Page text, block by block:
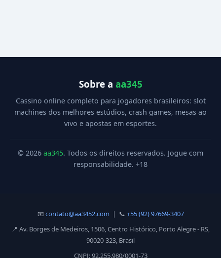
Sobre a aa345
Cassino online completo para jogadores brasileiros: slot
machines dos melhores estúdios, crash games, mesas ao
vivo e apostas em esportes.
© 2026 aa345. Todos os direitos reservados. Jogue com
responsabilidade. +18
📧contato@aa3452.com | 📞 +55 (92) 97669-3407
📍 Av. Borges de Medeiros, 1506, Centro Histórico, Porto Alegre - RS,
90020-323, Brasil
CNPJ: 92.255.980/0001-73